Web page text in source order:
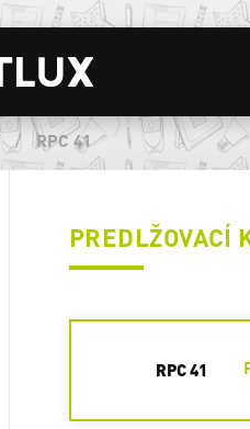
/ RPC 41
PREDLŽOVACÍ
RPC 41